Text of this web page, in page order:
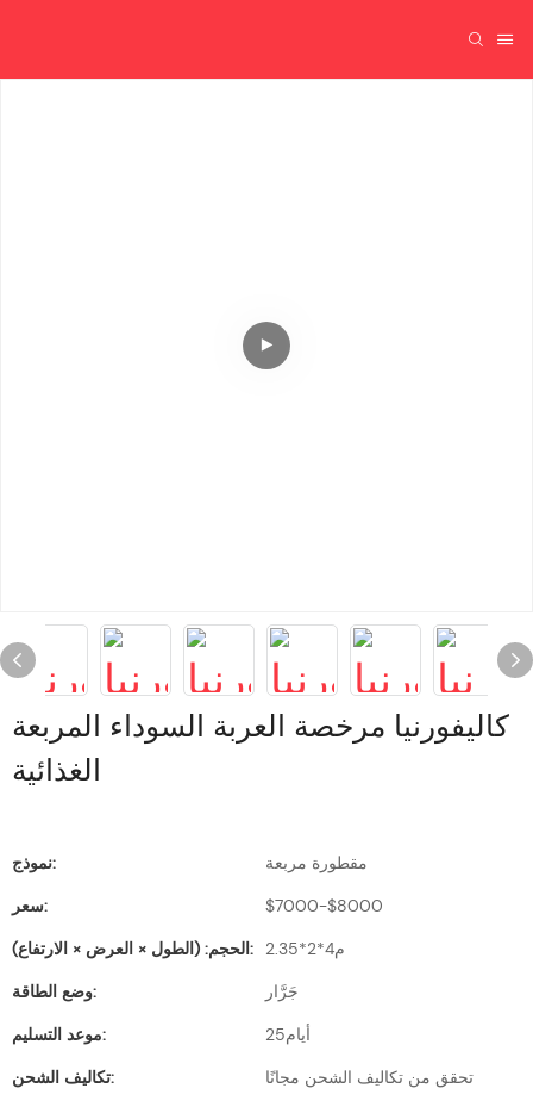
كاليفورنيا مرخصة العربة السوداء المربعة
الغذائية
نموذج:
مقطورة مربعة
سعر:
$7000-$8000
الحجم: (الطول × العرض × الارتفاع):
م4*2*2.35
وضع الطاقة:
جَرَّار
موعد التسليم:
أيام25
تكاليف الشحن:
تحقق من تكاليف الشحن مجانًا